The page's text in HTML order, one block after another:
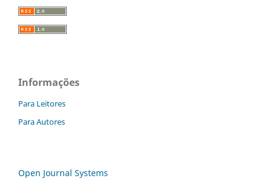
Informações
Para Leitores
Para Autores
Open Journal Systems